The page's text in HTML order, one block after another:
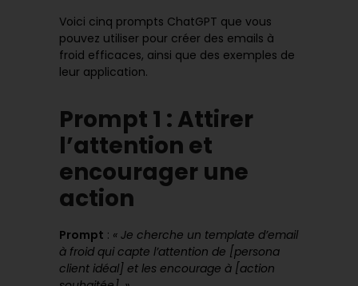
Voici cinq prompts ChatGPT que vous
pouvez utiliser pour créer des emails à
froid efficaces, ainsi que des exemples de
leur application.
Prompt 1 : Attirer
l’attention et
encourager une
action
Prompt : « Je cherche un template d’email
à froid qui capte l’attention de [persona
client idéal] et les encourage à [action